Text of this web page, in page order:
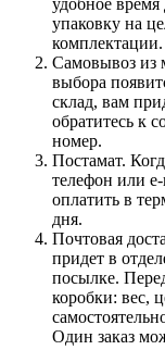
упаковку на
комплектации.
Самовывоз из
выбора
склад, вам
обратитесь к
номер.
Постамат.
телефон или
оплатить в
дня.
Почтовая
придет в
посылке.
коробки: вес,
Один заказ